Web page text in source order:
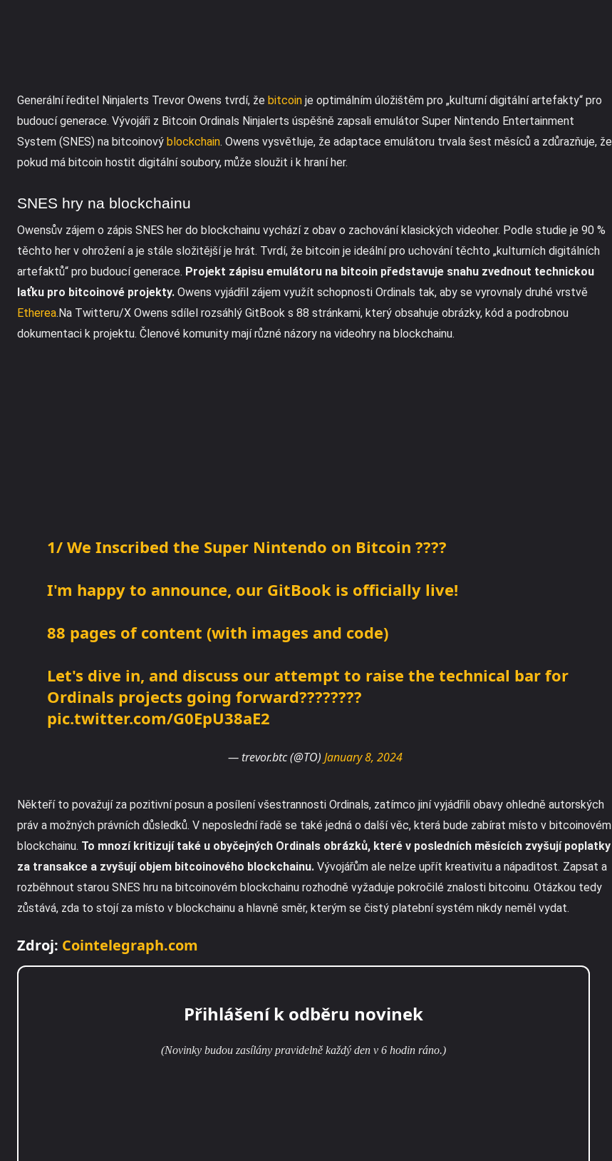
Generální ředitel Ninjalerts Trevor Owens tvrdí, že bitcoin je optimálním úložištěm pro „kulturní digitální artefakty“ pro
budoucí generace. Vývojáři z Bitcoin Ordinals Ninjalerts úspěšně zapsali emulátor Super Nintendo Entertainment
System (SNES) na bitcoinový blockchain. Owens vysvětluje, že adaptace emulátoru trvala šest měsíců a zdůrazňuje, že
pokud má bitcoin hostit digitální soubory, může sloužit i k hraní her.
SNES hry na blockchainu
Owensův zájem o zápis SNES her do blockchainu vychází z obav o zachování klasických videoher. Podle studie je 90 %
těchto her v ohrožení a je stále složitější je hrát. Tvrdí, že bitcoin je ideální pro uchování těchto „kulturních digitálních
artefaktů“ pro budoucí generace. Projekt zápisu emulátoru na bitcoin představuje snahu zvednout technickou
laťku pro bitcoinové projekty. Owens vyjádřil zájem využít schopnosti Ordinals tak, aby se vyrovnaly druhé vrstvě
Etherea.Na Twitteru/X Owens sdílel rozsáhlý GitBook s 88 stránkami, který obsahuje obrázky, kód a podrobnou
dokumentaci k projektu. Členové komunity mají různé názory na videohry na blockchainu.
1/ We Inscribed the Super Nintendo on Bitcoin ????
I'm happy to announce, our GitBook is officially live!
88 pages of content (with images and code)
Let's dive in, and discuss our attempt to raise the technical bar for
Ordinals projects going forward????????
pic.twitter.com/G0EpU38aE2
— trevor.btc (@TO)January 8, 2024
Někteří to považují za pozitivní posun a posílení všestrannosti Ordinals, zatímco jiní vyjádřili obavy ohledně autorských
práv a možných právních důsledků. V neposlední řadě se také jedná o další věc, která bude zabírat místo v bitcoinovém
blockchainu. To mnozí kritizují také u obyčejných Ordinals obrázků, které v posledních měsících zvyšují poplatky
za transakce a zvyšují objem bitcoinového blockchainu. Vývojářům ale nelze upřít kreativitu a nápaditost. Zapsat a
rozběhnout starou SNES hru na bitcoinovém blockchainu rozhodně vyžaduje pokročilé znalosti bitcoinu. Otázkou tedy
zůstává, zda to stojí za místo v blockchainu a hlavně směr, kterým se čistý platební systém nikdy neměl vydat.
Zdroj: Cointelegraph.com
Přihlášení k odběru novinek
(Novinky budou zasílány pravidelně každý den v 6 hodin ráno.)